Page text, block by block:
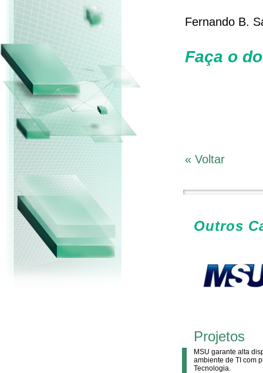
Fernando B.
Faça o
« Voltar
Outros
Projetos
MSU garante alta
ambiente de TI com
Tecnologia.